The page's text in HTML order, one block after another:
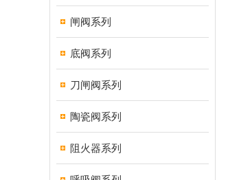
闸阀系列
底阀系列
刀闸阀系列
陶瓷阀系列
阻火器系列